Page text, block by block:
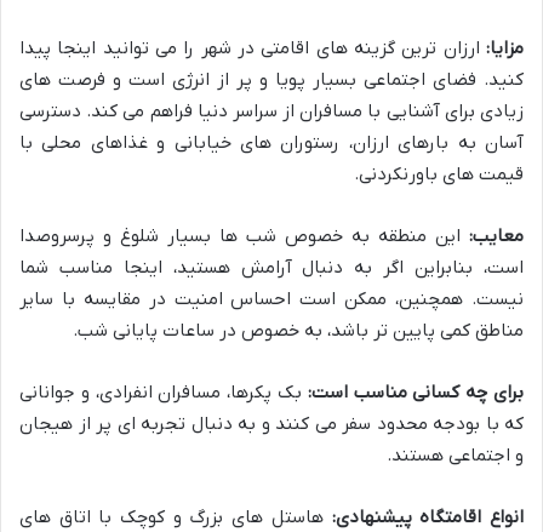
مزایا: ارزان ترین گزینه های اقامتی در شهر را می توانید اینجا پیدا
کنید. فضای اجتماعی بسیار پویا و پر از انرژی است و فرصت های
زیادی برای آشنایی با مسافران از سراسر دنیا فراهم می کند. دسترسی
آسان به بارهای ارزان، رستوران های خیابانی و غذاهای محلی با
قیمت های باورنکردنی.
معایب: این منطقه به خصوص شب ها بسیار شلوغ و پرسروصدا
است، بنابراین اگر به دنبال آرامش هستید، اینجا مناسب شما
نیست. همچنین، ممکن است احساس امنیت در مقایسه با سایر
مناطق کمی پایین تر باشد، به خصوص در ساعات پایانی شب.
برای چه کسانی مناسب است: بک پکرها، مسافران انفرادی، و جوانانی
که با بودجه محدود سفر می کنند و به دنبال تجربه ای پر از هیجان
و اجتماعی هستند.
انواع اقامتگاه پیشنهادی: هاستل های بزرگ و کوچک با اتاق های